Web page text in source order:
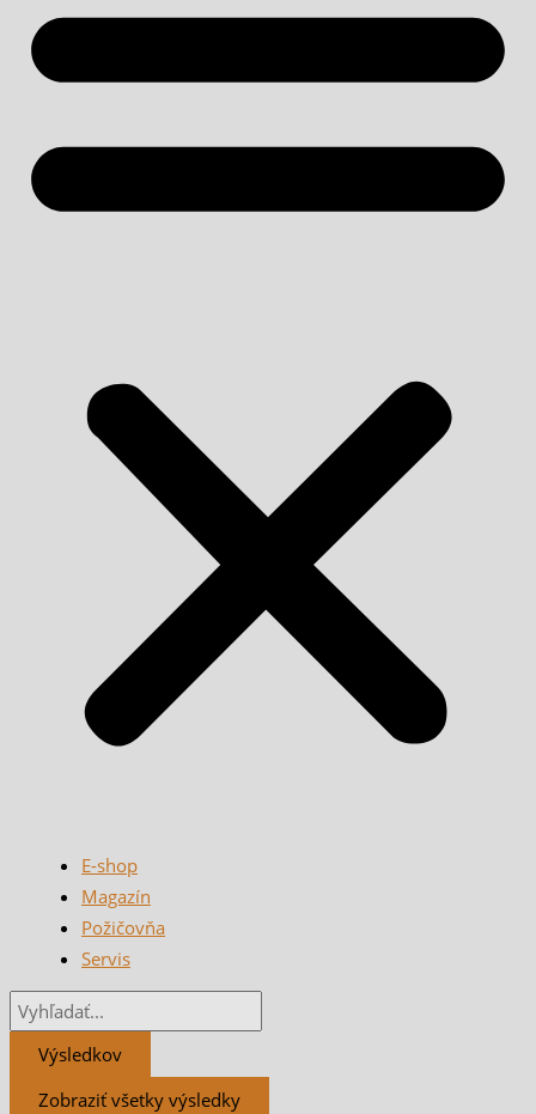
E-shop
Magazín
Požičovňa
Servis
Výsledkov
Zobraziť všetky výsledky